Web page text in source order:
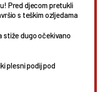
Pred djecom pretukli
s teškim ozljedama
stiže dugo očekivano
plesni podij pod